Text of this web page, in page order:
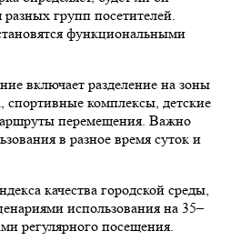
групп посетителей.
функциональными
включает разделение на зоны
спортивные комплексы, детские
перемещения. Важно
в разное время суток и
качества городской среды,
использования на 35–
регулярного посещения.